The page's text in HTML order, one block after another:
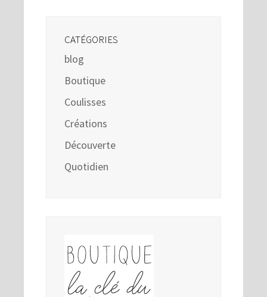
CATÉGORIES
blog
Boutique
Coulisses
Créations
Découverte
Quotidien